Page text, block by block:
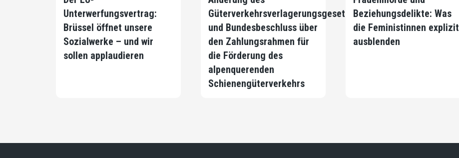
Unterwerfungsvertrag:
Brüssel öffnet unsere
Sozialwerke – und wir
sollen applaudieren
Güterverkehrsverlagerungsgesetzes
und Bundesbeschluss über
den Zahlungsrahmen für
die Förderung des
alpenquerenden
Schienengüterverkehrs
Beziehungsdelikte: Was
die Feministinnen explizit
ausblenden